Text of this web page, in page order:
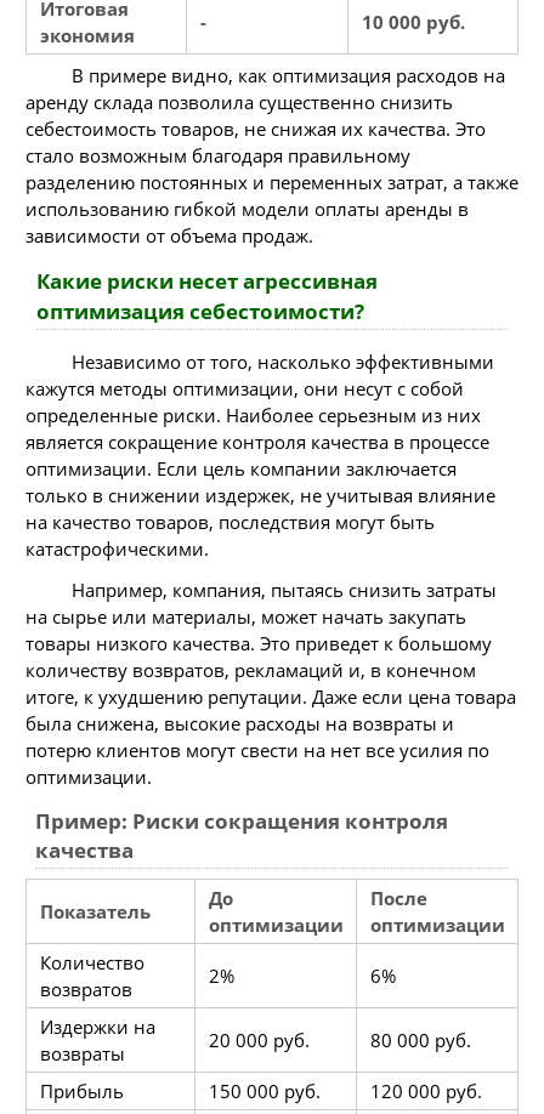
Итоговая
экономия
- 10 000 руб.
В примере видно, как оптимизация расходов на
аренду склада позволила существенно снизить
себестоимость товаров, не снижая их качества. Это
стало возможным благодаря правильному
разделению постоянных и переменных затрат, а также
использованию гибкой модели оплаты аренды в
зависимости от объема продаж.
Какие риски несет агрессивная
оптимизация себестоимости?
Независимо от того, насколько эффективными
кажутся методы оптимизации, они несут с собой
определенные риски. Наиболее серьезным из них
является сокращение контроля качества в процессе
оптимизации. Если цель компании заключается
только в снижении издержек, не учитывая влияние
на качество товаров, последствия могут быть
катастрофическими.
Например, компания, пытаясь снизить затраты
на сырье или материалы, может начать закупать
товары низкого качества. Это приведет к большому
количеству возвратов, рекламаций и, в конечном
итоге, к ухудшению репутации. Даже если цена товара
была снижена, высокие расходы на возвраты и
потерю клиентов могут свести на нет все усилия по
оптимизации.
Пример: Риски сокращения контроля
качества
Показатель
До
оптимизации
После
оптимизации
Количество
возвратов
2% 6%
Издержки на
возвраты
20 000 руб. 80 000 руб.
Прибыль 150 000 руб.
120 000 руб.